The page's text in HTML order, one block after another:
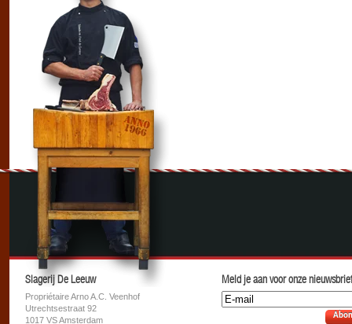
Slagerij De Leeuw
Propriétaire Arno A.C. Veenhof
Utrechtsestraat 92
1017 VS Amsterdam
Meld je aan voor onze